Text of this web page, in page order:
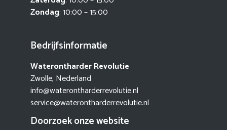
Zondag: 10:00 – 15:00
Bedrijfsinformatie
Waterontharder Revolutie
Zwolle, Nederland
info@waterontharderrevolutie.nl
service@waterontharderrevolutie.nl
Doorzoek onze website